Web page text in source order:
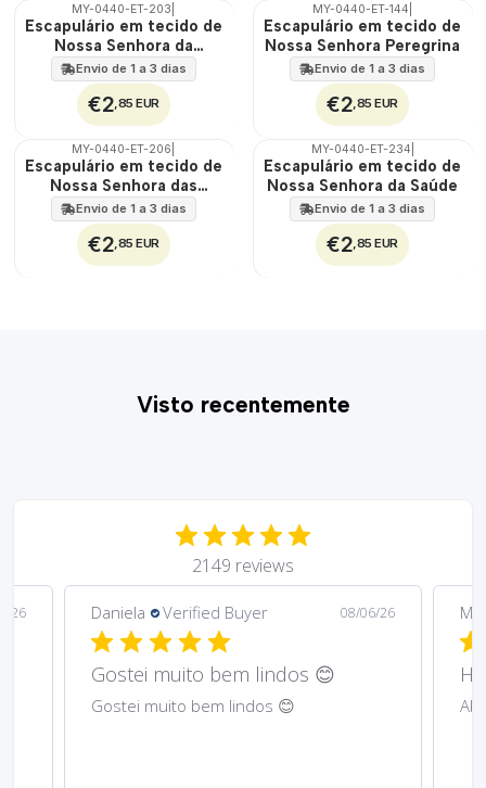
🇵🇹
100%
ÁGUA
MY-0440-ET-203
Escapulário em tecido de
Nossa Senhora da
Esperança
Envio de 1 a 3 dias
€2,85 EUR
🇵🇹
100%
ÁGUA
MY-0440-ET-144
Escapulário em tecido de
Nossa Senhora Peregrina
Envio de 1 a 3 dias
€2,85 EUR
🇵🇹
100%
ÁGUA
MY-0440-ET-206
Escapulário em tecido de
Nossa Senhora das
Graças
Envio de 1 a 3 dias
€2,85 EUR
🇵🇹
100%
ÁGUA
MY-0440-ET-234
Escapulário em tecido de
Nossa Senhora da Saúde
Envio de 1 a 3 dias
€2,85 EUR
Visto recentemente
2149 reviews
26 Daniela Verified Buyer 08/06/26
Gostei muito bem lindos 😊
Gostei muito bem lindos 😊